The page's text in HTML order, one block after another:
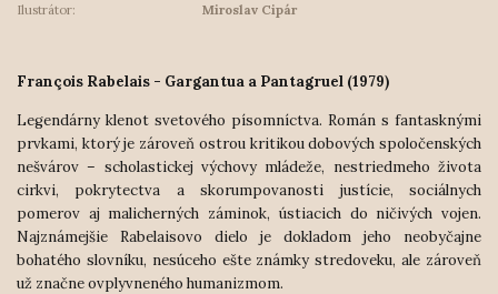
Ilustrátor:
Miroslav Cipár
François Rabelais - Gargantua a Pantagruel (1979)
Legendárny klenot svetového písomníctva. Román s fantasknými
prvkami, ktorý je zároveň ostrou kritikou dobových spoločenských
nešvárov – scholastickej výchovy mládeže, nestriedmeho života
cirkvi, pokrytectva a skorumpovanosti justície, sociálnych
pomerov aj malicherných záminok, ústiacich do ničivých vojen.
Najznámejšie Rabelaisovo dielo je dokladom jeho neobyčajne
bohatého slovníku, nesúceho ešte známky stredoveku, ale zároveň
už značne ovplyvneného humanizmom.